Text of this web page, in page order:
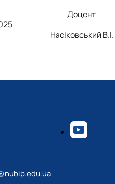
Доцент
Насіковський В.І.